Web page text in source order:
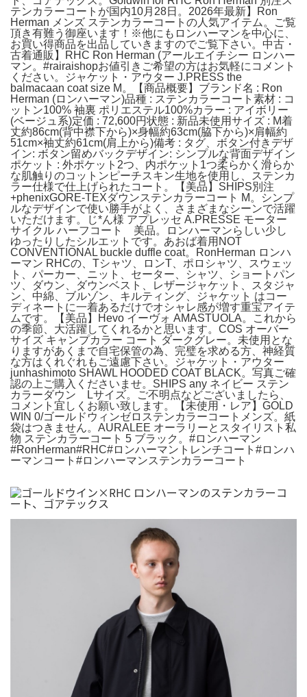
テンカラーコートが国内10月28日。2026年最新】Ron
Herman メンズ ステンカラーコートの人気アイテム。ご覧
頂き有難う御座います！※他にもロンハーマンを中心に、
お買い得商品を出品していきますのでご覧下さい。中古・
古着通販】RHC Ron Herman (アールエイチシー ロンハー
マン。#rairaishopお値引きご希望の方はお気軽にコメント
ください。ジャケット・アウター J.PRESS the
balmacaan coat size M。【商品概要】ブランド名 : Ron
Herman (ロンハーマン)品種 : ステンカラーコート素材 : コ
ットン100% 袖裏 ポリエステル100%カラー : アイボリー
(ベージュ系)定価 : 72,600円状態 : 新品未使用サイズ : M着
丈約86cm(背中襟下から)×身幅約63cm(脇下から)×肩幅約
51cm×袖丈約61cm(肩上から)備考 : タグ、ボタン付きデザ
イン: ボタン留めバックデザイン: シンプルな背面デザイン
ポケット : 外ポケット2つ、内ポケット1つ柔らかく滑らか
な肌触りのコットンピーチスキン生地を使用し、ステンカ
ラー仕様で仕上げられたコート。【美品】SHIPS別注
+phenixGORE-TEXダウンステンカラーコート M。シンプ
ルなデザインで使い勝手がよく、さまざまなシーンで活躍
いただけます。じ*ん様 アプレッセ A.PRESSE モーター
サイクル ハーフコート 美品。ロンハーマンらしい少し
ゆったりしたシルエットです。あおば着用NOT
CONVENTIONAL buckle duffle coat。RonHerman ロンハ
ーマン RHCの、Tシャツ、ロンT、ポロシャツ、スウェッ
ト、パーカー、ニット、セーター、シャツ、ショートパン
ツ、ダウン、ダウンベスト、レザージャケット、スタジャ
ン、中綿、ブルゾン、キルティング、ジャケット はコー
ディネートに一着あるだけでオシャレ感が増す重宝アイテ
ムです。【美品】Hevo イーヴォ AMASTUOLA。これから
の季節、大活躍してくれるかと思います。COS オーバー
サイズ キャンプカラー コート ダークグレー。未使用とな
りますがあくまで自宅保管の為、完璧を求める方、神経質
な方はくれぐれもご遠慮下さい。ジャケット・アウター
junhashimoto SHAWL HOODED COAT BLACK。写真ご確
認の上ご購入くださいませ。SHIPS any ネイビー ステン
カラーダウン Lサイズ。ご不明点などございましたら、
コメント宜しくお願い致します。【未使用・レア】GOLD
WIN 0/ゴールドウィンゼロステンカラーコートメンズ。紙
袋はつきません。AURALEE オーラリーとスタイリスト私
物 ステンカラーコート 5 ブラック。#ロンハーマン
#RonHerman#RHC#ロンハーマントレンチコート#ロンハ
ーマンコート#ロンハーマンステンカラーコート